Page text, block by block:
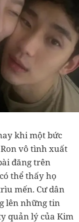
khi một bức
vô tình xuất
đăng trên
thể thấy họ
mến. Cư dân
lên những tin
quản lý của Kim